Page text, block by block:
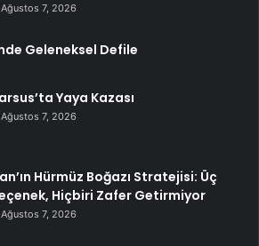
Ağustos 7, 2026
Geleneksel Defile
Yaya Kazası
Ağustos 7, 2026
Hürmüz Boğazı Stratejisi: Üç
Hiçbiri Zafer Getirmiyor
Ağustos 7, 2026